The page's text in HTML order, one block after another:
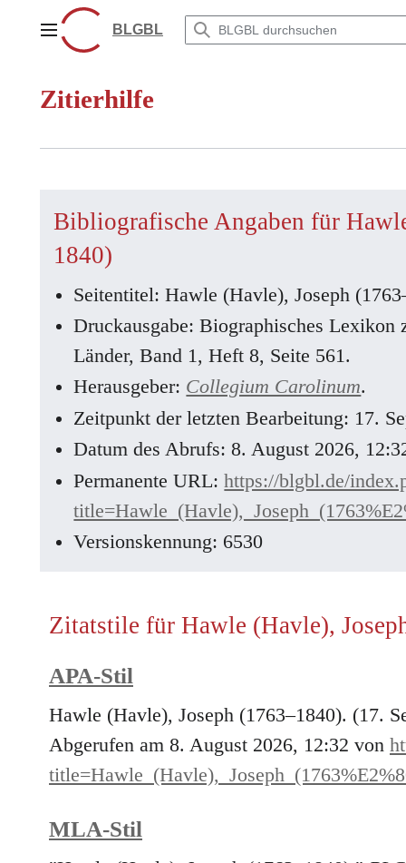
springenHauptmenüBLGBL
Zitierhilfe
Bibliografische Angaben für
1840)
Seitentitel: Hawle (Havle), Joseph
Druckausgabe: Biographisches Lexikon
Länder, Band 1, Heft 8, Seite 561.
Herausgeber: Collegium Carolinum.
Zeitpunkt der letzten Bearbeitung: 17.
Datum des Abrufs: 8. August 2026,
Permanente URL:https://blgbl.de/
Versionskennung: 6530
Zitatstile für Hawle (Havle),
APA-Stil
Hawle (Havle), Joseph (1763–1840). (17.
Abgerufen am 8. August 2026, 12:32 von
MLA-Stil